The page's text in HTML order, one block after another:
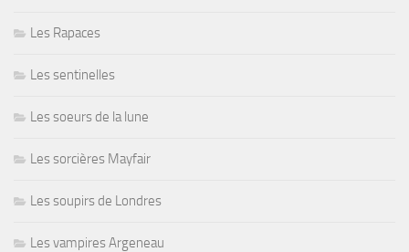
Les Rapaces
Les sentinelles
Les soeurs de la lune
Les sorcières Mayfair
Les soupirs de Londres
Les vampires Argeneau